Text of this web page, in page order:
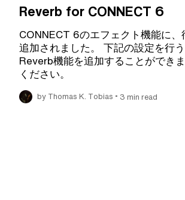
Reverb for CONNECT 6
CONNECT 6のエフェクト機能に
追加されました。 下記の設定を行
Reverb機能を追加することができ
ください。
by Thomas K. Tobias • 3 min read